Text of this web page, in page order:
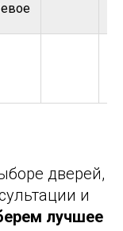
дверей,
и
лучшее